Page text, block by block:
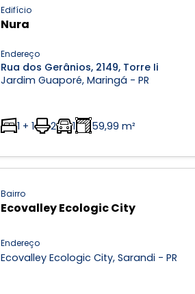
Edifício
Nura
Endereço
Rua dos Gerânios, 2149, Torre Ii
Jardim Guaporé, Maringá - PR
1 + 1 2 1 59,99 m²
Bairro
Ecovalley Ecologic City
Endereço
Ecovalley Ecologic City, Sarandi - PR